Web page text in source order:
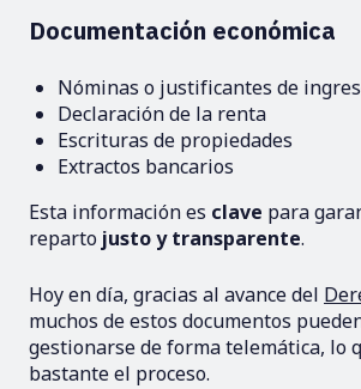
Documentación económica
Nóminas o justificantes de
Declaración de la renta
Escrituras de propiedades
Extractos bancarios
Esta información es clave para
reparto justo y transparente.
Hoy en día, gracias al avance del
muchos de estos documentos
gestionarse de forma telemática, lo
bastante el proceso.